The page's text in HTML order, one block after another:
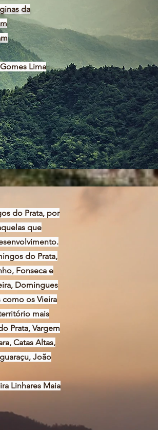
da
Lima
do Prata, por
que
do Prata,
Fonseca e
Domingues
como os Vieira
mais
Prata, Vargem
Catas Altas,
João
Linhares Maia